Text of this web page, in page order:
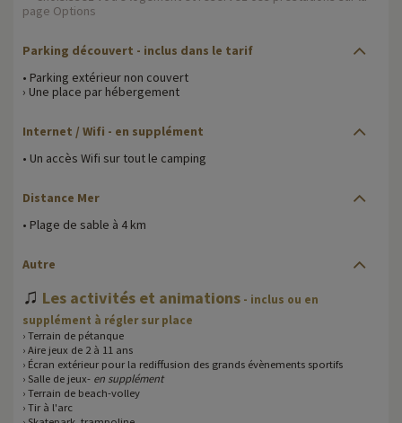
page Options
Parking découvert - inclus dans le tarif
• Parking extérieur non couvert
› Une place par hébergement
Internet / Wifi - en supplément
• Un accès Wifi sur tout le camping
Distance Mer
• Plage de sable à 4 km
Autre
♫ Les activités et animations - inclus ou en
supplément à régler sur place
› Terrain de pétanque
› Aire jeux de 2 à 11 ans
› Écran extérieur pour la rediffusion des grands évènements sportifs
› Salle de jeux- en supplément
› Terrain de beach-volley
› Tir à l'arc